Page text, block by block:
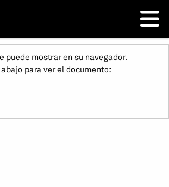
puede mostrar en su navegador.
para ver el documento: